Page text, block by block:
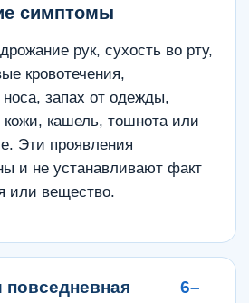
симптомы
рук, сухость во рту,
кровотечения,
запах от одежды,
кожи, кашель, тошнота или
Эти проявления
и не устанавливают факт
или вещество.
6–